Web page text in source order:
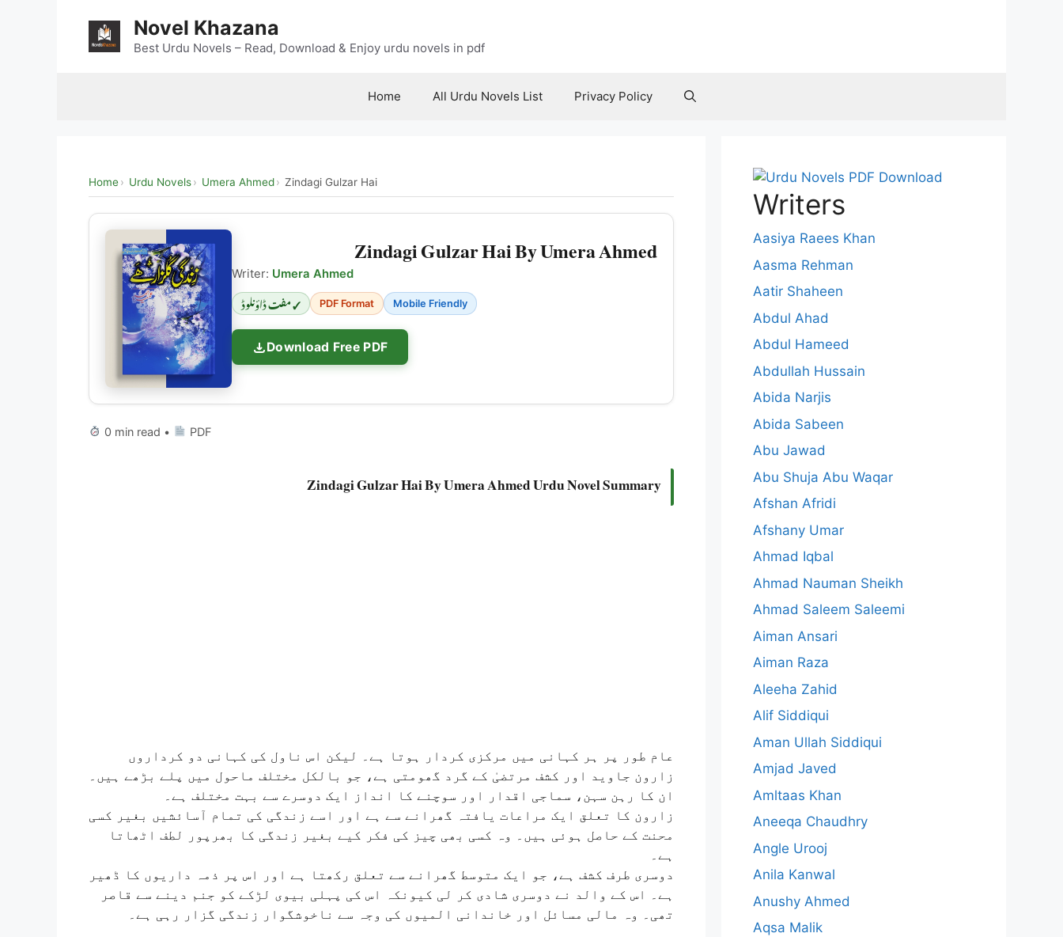
Novel Khazana
Best Urdu Novels – Read, Download & Enjoy urdu novels in pdf
Home All Urdu Novels List Privacy Policy
Home Urdu Novels Umera Ahmed Zindagi Gulzar Hai
Zindagi Gulzar Hai By Umera Ahmed
Writer: Umera Ahmed
✓ مفت ڈاؤنلوڈ PDF Format Mobile Friendly
Download Free PDF
0 min read • PDF
Zindagi Gulzar Hai By Umera Ahmed Urdu Novel Summary
عام طور پر ہر کہانی میں مرکزی کردار ہوتا ہے۔ لیکن اس ناول کی کہانی دو کرداروں
زارون جاوید اور کشف مرتضیٰ کے گرد گھومتی ہے، جو بالکل مختلف ماحول میں پلے بڑھے ہیں۔
ان کا رہن سہن، سماجی اقدار اور سوچنے کا انداز ایک دوسرے سے بہت مختلف ہے۔
زارون کا تعلق ایک مراعات یافتہ گھرانے سے ہے اور اسے زندگی کی تمام آسائشیں بغیر کسی
محنت کے حاصل ہوئی ہیں۔ وہ کسی بھی چیز کی فکر کیے بغیر زندگی کا بھرپور لطف اٹھاتا
ہے۔
دوسری طرف کشف ہے، جو ایک متوسط گھرانے سے تعلق رکھتا ہے اور اس پر ذمہ داریوں کا ڈھیر
ہے۔ اس کے والد نے دوسری شادی کر لی کیونکہ اس کی پہلی بیوی لڑکے کو جنم دینے سے قاصر
تھی۔ وہ مالی مسائل اور خاندانی المیوں کی وجہ سے ناخوشگوار زندگی گزار رہی ہے۔
Writers
Aasiya Raees Khan
Aasma Rehman
Aatir Shaheen
Abdul Ahad
Abdul Hameed
Abdullah Hussain
Abida Narjis
Abida Sabeen
Abu Jawad
Abu Shuja Abu Waqar
Afshan Afridi
Afshany Umar
Ahmad Iqbal
Ahmad Nauman Sheikh
Ahmad Saleem Saleemi
Aiman Ansari
Aiman Raza
Aleeha Zahid
Alif Siddiqui
Aman Ullah Siddiqui
Amjad Javed
Amltaas Khan
Aneeqa Chaudhry
Angle Urooj
Anila Kanwal
Anushy Ahmed
Aqsa Malik